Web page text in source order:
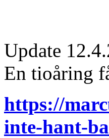
Update
En tioåring
https://
inte-hant-